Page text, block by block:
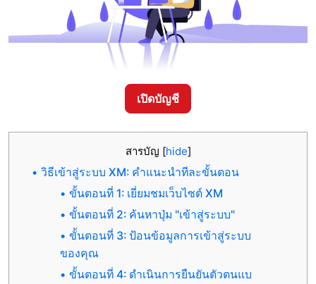
เปิดบัญชี
สารบัญ [hide]
วิธีเข้าสู่ระบบ XM: คำแนะนำทีละขั้นตอน
ขั้นตอนที่ 1: เยี่ยมชมเว็บไซต์ XM
ขั้นตอนที่ 2: ค้นหาปุ่ม "เข้าสู่ระบบ"
ขั้นตอนที่ 3: ป้อนข้อมูลการเข้าสู่ระบบ
ของคุณ
ขั้นตอนที่ 4: ดำเนินการยืนยันตัวตนแบ